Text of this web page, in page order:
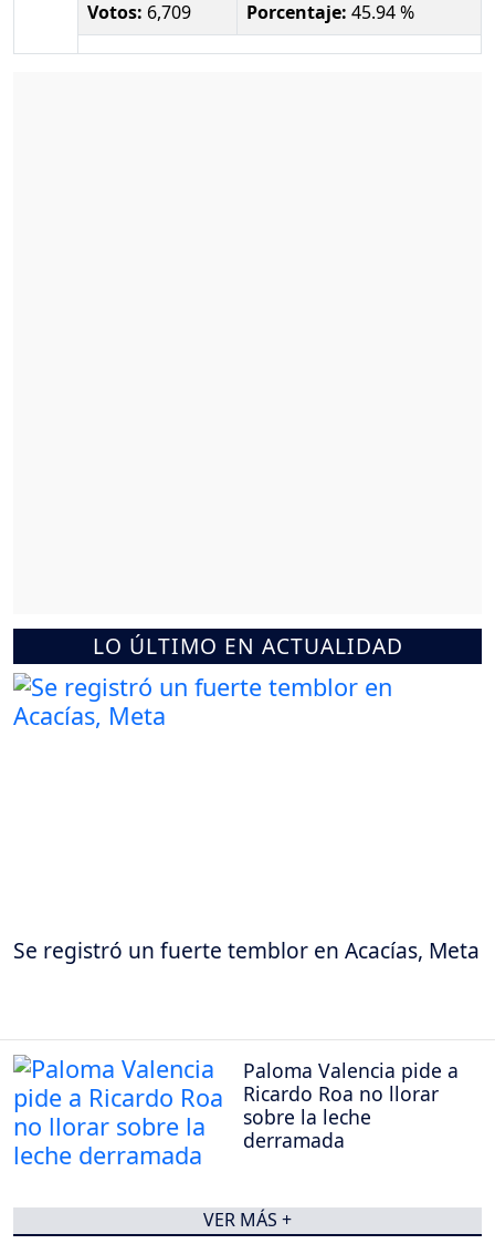
Votos: 6,709 Porcentaje: 45.94 %
LO ÚLTIMO EN ACTUALIDAD
Se registró un fuerte temblor en Acacías, Meta
Paloma Valencia pide a
Ricardo Roa no llorar
sobre la leche
derramada
VER MÁS +